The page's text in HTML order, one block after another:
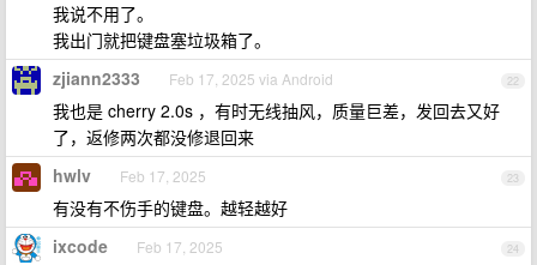
我说不用了。
我出门就把键盘塞垃圾箱了。
22
zjiann2333 Feb 17, 2025 via Android
我也是 cherry 2.0s ，有时无线抽风，质量巨差，发回去又好
了，返修两次都没修退回来
23
hwlv Feb 17, 2025
有没有不伤手的键盘。越轻越好
24
ixcode Feb 17, 2025